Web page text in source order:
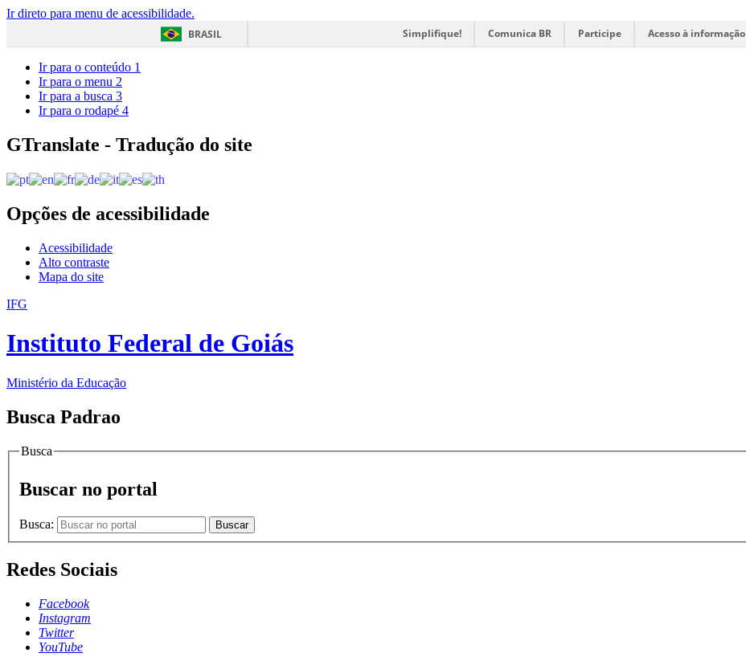
Ir direto para menu de acessibilidade.
BRASIL
Simplifique! Comunica BR Participe Acesso à informação
Ir para o conteúdo 1
Ir para o menu 2
Ir para a busca 3
Ir para o rodapé 4
GTranslate - Tradução do site
Opções de acessibilidade
Acessibilidade
Alto contraste
Mapa do site
IFG
Instituto Federal de Goiás
Ministério da Educação
Busca Padrao
Busca
Buscar no portal
Busca: Buscar
Redes Sociais
Facebook
Instagram
Twitter
YouTube